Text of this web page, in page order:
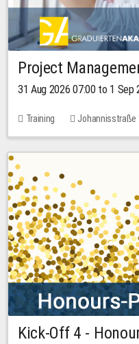
Project
31 Aug 2026 07:00 to 1 Sep
Training
Johannisstraße
No free places
30.00 EUR
Kick-Off 4 -